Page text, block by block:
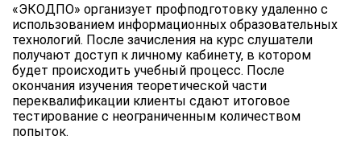
«ЭКОДПО» организует профподготовку удаленно с
использованием информационных образовательных
технологий. После зачисления на курс слушатели
получают доступ к личному кабинету, в котором
будет происходить учебный процесс. После
окончания изучения теоретической части
переквалификации клиенты сдают итоговое
тестирование с неограниченным количеством
попыток.